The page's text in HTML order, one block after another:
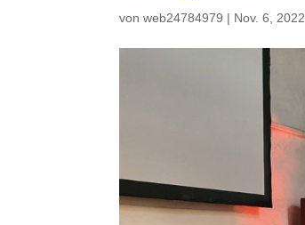
vonweb24784979 | Nov. 6, 2022